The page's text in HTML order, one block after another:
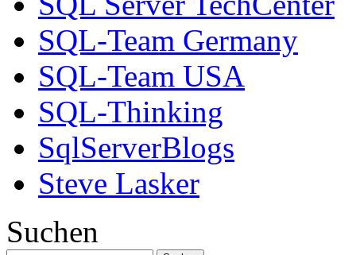
SQL-Team Germany
SQL-Team USA
SQL-Thinking
SqlServerBlogs
Steve Lasker
Suchen